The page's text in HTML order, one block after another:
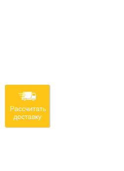
Рассчитать
доставку